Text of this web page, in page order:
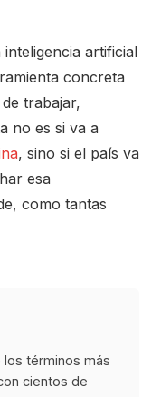
artificial
concreta
trabajar,
no es si va a
, sino si el país va
esa
como tantas
los términos más
cientos de